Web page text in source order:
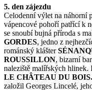
5. den zájezdu
Celodenní výlet na náhorní
vápencové pohoří patřící k
se snoubí bujná příroda s
GORDES, jedno z
románský klášter
ROUSSILLON, bizarní
naleziště malířských hlinek.
LE CHÂTEAU DU BOIS.
založil Georges Lincelé,